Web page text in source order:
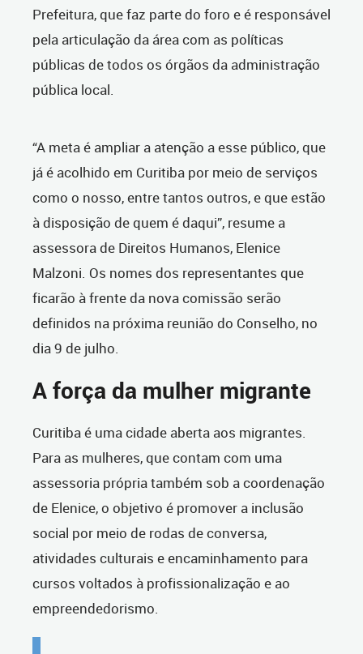
Prefeitura, que faz parte do foro e é responsável
pela articulação da área com as políticas
públicas de todos os órgãos da administração
pública local.
“A meta é ampliar a atenção a esse público, que
já é acolhido em Curitiba por meio de serviços
como o nosso, entre tantos outros, e que estão
à disposição de quem é daqui”, resume a
assessora de Direitos Humanos, Elenice
Malzoni. Os nomes dos representantes que
ficarão à frente da nova comissão serão
definidos na próxima reunião do Conselho, no
dia 9 de julho.
A força da mulher migrante
Curitiba é uma cidade aberta aos migrantes.
Para as mulheres, que contam com uma
assessoria própria também sob a coordenação
de Elenice, o objetivo é promover a inclusão
social por meio de rodas de conversa,
atividades culturais e encaminhamento para
cursos voltados à profissionalização e ao
empreendedorismo.